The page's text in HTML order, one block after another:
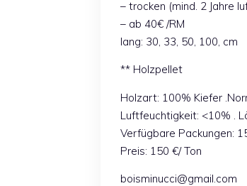
– trocken (mind. 2 Jahre
– ab 40€ /RM
lang: 30, 33, 50, 100, cm
** Holzpellet
Holzart: 100% Kiefer
Luftfeuchtigkeit: <10% .
Verfügbare Packungen:
Preis: 150 €/ Ton
boisminucci@gmail.com